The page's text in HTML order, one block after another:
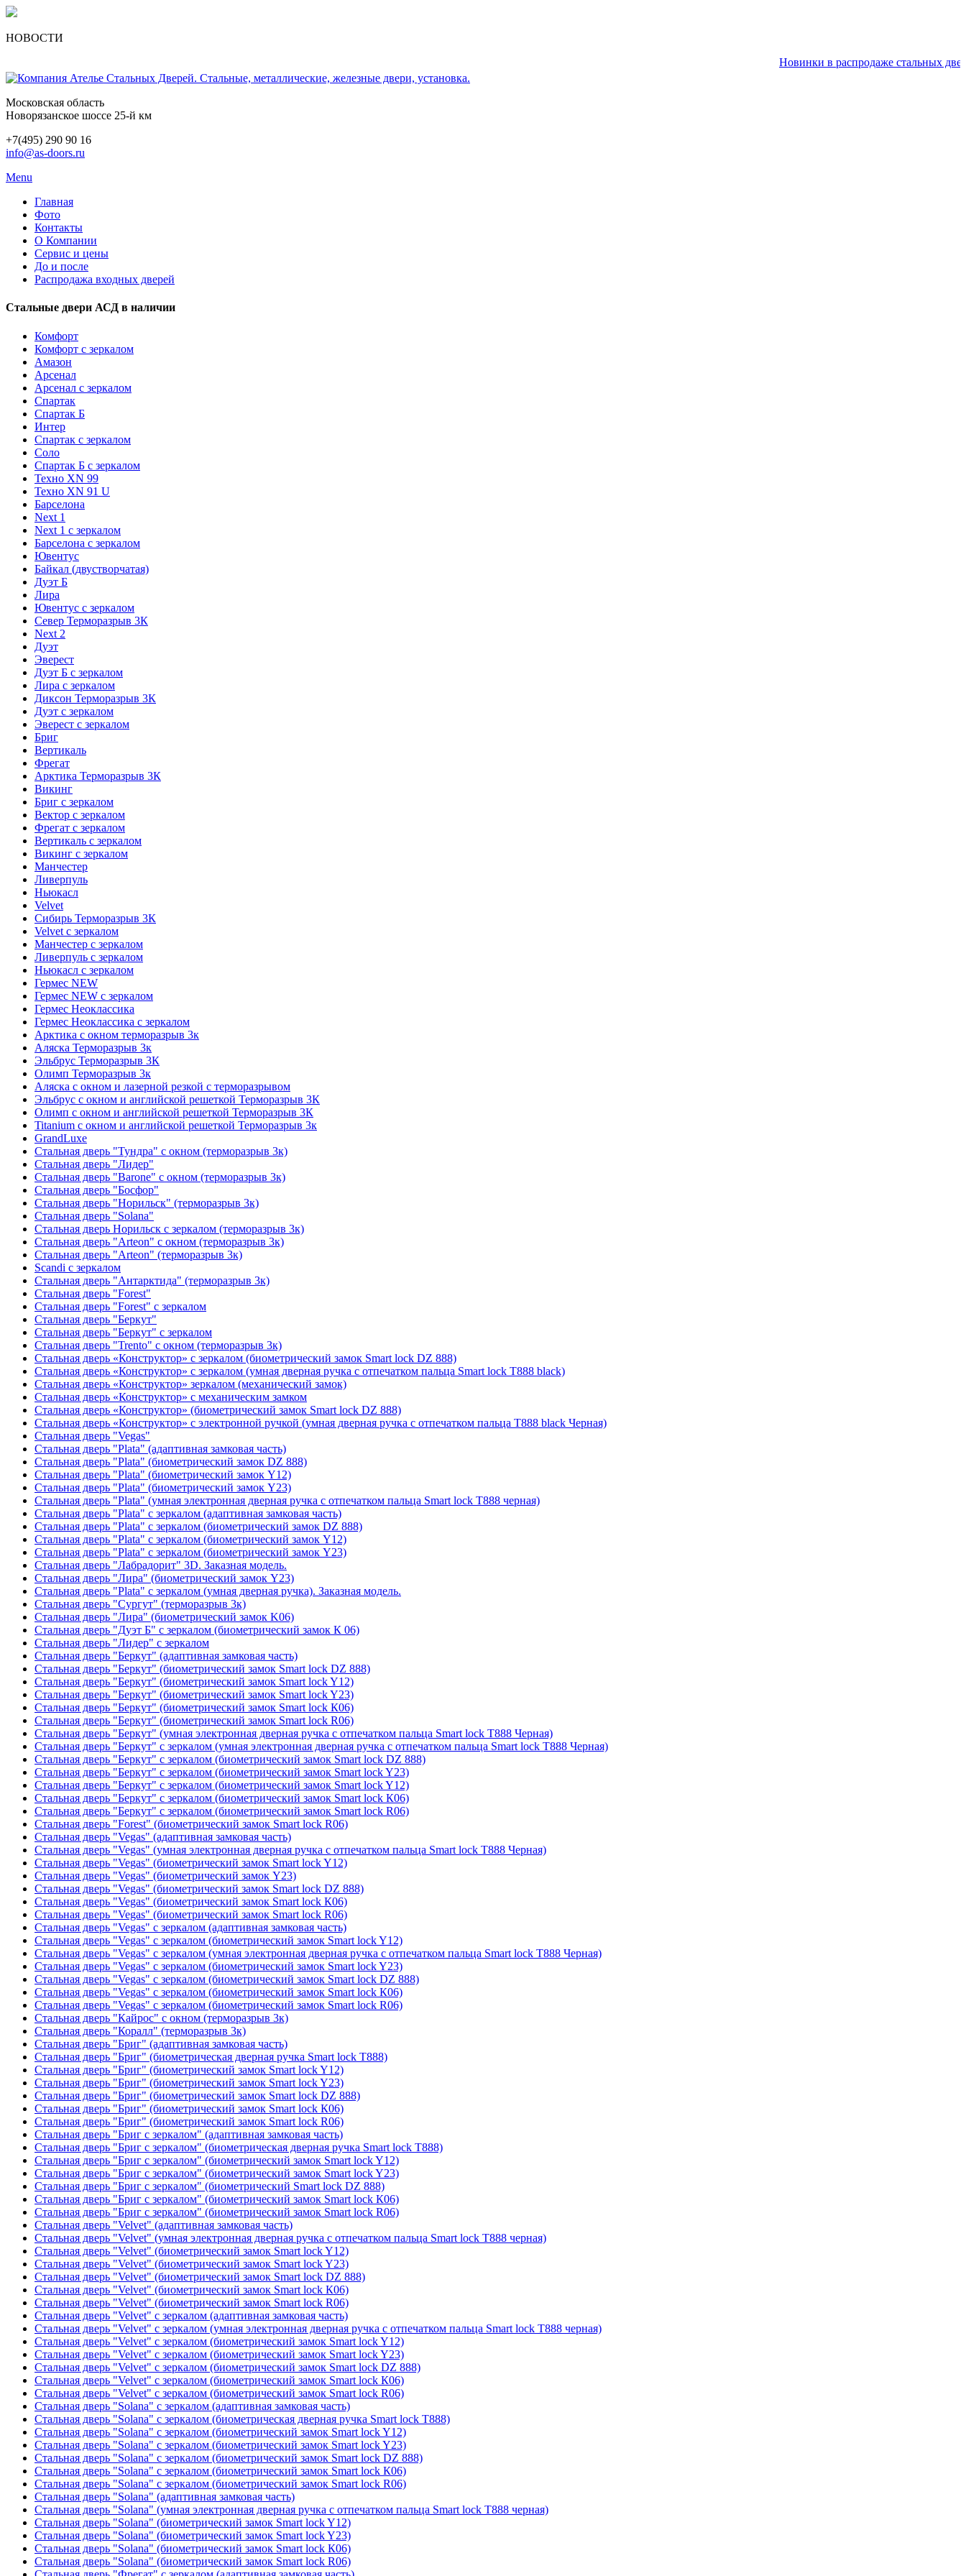
НОВОСТИ
Новинки в распродаже стальных дверей
Московская область
Новорязанское шоссе 25-й км
+7(495) 290 90 16
info@as-doors.ru
Menu
Главная
Фото
Контакты
О Компании
Сервис и цены
До и после
Распродажа входных дверей
Стальные двери АСД в наличии
Комфорт
Комфорт с зеркалом
Амазон
Арсенал
Арсенал с зеркалом
Спартак
Спартак Б
Интер
Спартак с зеркалом
Соло
Спартак Б с зеркалом
Техно XN 99
Техно XN 91 U
Барселона
Next 1
Next 1 с зеркалом
Барселона с зеркалом
Ювентус
Байкал (двустворчатая)
Дуэт Б
Лира
Ювентус с зеркалом
Север Терморазрыв 3К
Next 2
Дуэт
Эверест
Дуэт Б с зеркалом
Лира с зеркалом
Диксон Терморазрыв 3К
Дуэт с зеркалом
Эверест с зеркалом
Бриг
Вертикаль
Фрегат
Арктика Терморазрыв 3К
Викинг
Бриг с зеркалом
Вектор с зеркалом
Фрегат с зеркалом
Вертикаль с зеркалом
Викинг с зеркалом
Манчестер
Ливерпуль
Ньюкасл
Velvet
Сибирь Терморазрыв 3К
Velvet с зеркалом
Манчестер с зеркалом
Ливерпуль с зеркалом
Ньюкасл с зеркалом
Гермес NEW
Гермес NEW с зеркалом
Гермес Неоклассика
Гермес Неоклассика с зеркалом
Арктика с окном терморазрыв 3к
Аляска Терморазрыв 3к
Эльбрус Терморазрыв 3К
Олимп Терморазрыв 3к
Аляска с окном и лазерной резкой с терморазрывом
Эльбрус с окном и английской решеткой Терморазрыв 3К
Олимп с окном и английской решеткой Терморазрыв 3К
Titanium с окном и английской решеткой Терморазрыв 3к
GrandLuxe
Стальная дверь "Тундра" с окном (терморазрыв 3к)
Стальная дверь "Лидер"
Стальная дверь "Barone" с окном (терморазрыв 3к)
Стальная дверь "Босфор"
Стальная дверь "Норильск" (терморазрыв 3к)
Стальная дверь "Solana"
Стальная дверь Норильск с зеркалом (терморазрыв 3к)
Стальная дверь "Arteon" с окном (терморазрыв 3к)
Стальная дверь "Arteon" (терморазрыв 3к)
Scandi с зеркалом
Стальная дверь "Антарктида" (терморазрыв 3к)
Стальная дверь "Forest"
Стальная дверь "Forest" с зеркалом
Стальная дверь "Беркут"
Стальная дверь "Беркут" с зеркалом
Стальная дверь "Trento" с окном (терморазрыв 3к)
Стальная дверь «Конструктор» с зеркалом (биометрический замок Smart lock DZ 888)
Стальная дверь «Конструктор» с зеркалом (умная дверная ручка с отпечатком пальца Smart lock T888 black)
Стальная дверь «Конструктор» зеркалом (механический замок)
Стальная дверь «Конструктор» с механическим замком
Стальная дверь «Конструктор» (биометрический замок Smart lock DZ 888)
Стальная дверь «Конструктор» с электронной ручкой (умная дверная ручка с отпечатком пальца T888 black Черная)
Стальная дверь "Vegas"
Стальная дверь "Plata" (адаптивная замковая часть)
Стальная дверь "Plata" (биометрический замок DZ 888)
Стальная дверь "Plata" (биометрический замок Y12)
Стальная дверь "Plata" (биометрический замок Y23)
Стальная дверь "Plata" (умная электронная дверная ручка с отпечатком пальца Smart lock T888 черная)
Стальная дверь "Plata" с зеркалом (адаптивная замковая часть)
Стальная дверь "Plata" с зеркалом (биометрический замок DZ 888)
Стальная дверь "Plata" с зеркалом (биометрический замок Y12)
Стальная дверь "Plata" с зеркалом (биометрический замок Y23)
Стальная дверь "Лабрадорит" 3D. Заказная модель.
Стальная дверь "Лира" (биометрический замок Y23)
Стальная дверь "Plata" с зеркалом (умная дверная ручка). Заказная модель.
Стальная дверь "Сургут" (терморазрыв 3к)
Стальная дверь "Лира" (биометрический замок K06)
Стальная дверь "Дуэт Б" с зеркалом (биометрический замок К 06)
Стальная дверь "Лидер" с зеркалом
Стальная дверь "Беркут" (адаптивная замковая часть)
Стальная дверь "Беркут" (биометрический замок Smart lock DZ 888)
Стальная дверь "Беркут" (биометрический замок Smart lock Y12)
Стальная дверь "Беркут" (биометрический замок Smart lock Y23)
Стальная дверь "Беркут" (биометрический замок Smart lock К06)
Стальная дверь "Беркут" (биометрический замок Smart lock R06)
Стальная дверь "Беркут" (умная электронная дверная ручка с отпечатком пальца Smart lock T888 Черная)
Стальная дверь "Беркут" с зеркалом (умная электронная дверная ручка с отпечатком пальца Smart lock T888 Черная)
Стальная дверь "Беркут" с зеркалом (биометрический замок Smart lock DZ 888)
Стальная дверь "Беркут" с зеркалом (биометрический замок Smart lock Y23)
Стальная дверь "Беркут" с зеркалом (биометрический замок Smart lock Y12)
Стальная дверь "Беркут" с зеркалом (биометрический замок Smart lock К06)
Стальная дверь "Беркут" с зеркалом (биометрический замок Smart lock R06)
Стальная дверь "Forest" (биометрический замок Smart lock R06)
Стальная дверь "Vegas" (адаптивная замковая часть)
Стальная дверь "Vegas" (умная электронная дверная ручка с отпечатком пальца Smart lock T888 Черная)
Стальная дверь "Vegas" (биометрический замок Smart lock Y12)
Стальная дверь "Vegas" (биометрический замок Y23)
Стальная дверь "Vegas" (биометрический замок Smart lock DZ 888)
Стальная дверь "Vegas" (биометрический замок Smart lock К06)
Стальная дверь "Vegas" (биометрический замок Smart lock R06)
Стальная дверь "Vegas" с зеркалом (адаптивная замковая часть)
Стальная дверь "Vegas" с зеркалом (биометрический замок Smart lock Y12)
Стальная дверь "Vegas" с зеркалом (умная электронная дверная ручка с отпечатком пальца Smart lock T888 Черная)
Стальная дверь "Vegas" с зеркалом (биометрический замок Smart lock Y23)
Стальная дверь "Vegas" с зеркалом (биометрический замок Smart lock DZ 888)
Стальная дверь "Vegas" с зеркалом (биометрический замок Smart lock К06)
Стальная дверь "Vegas" с зеркалом (биометрический замок Smart lock R06)
Стальная дверь "Кайрос" с окном (терморазрыв 3к)
Стальная дверь "Коралл" (терморазрыв 3к)
Стальная дверь "Бриг" (адаптивная замковая часть)
Стальная дверь "Бриг" (биометрическая дверная ручка Smart lock T888)
Стальная дверь "Бриг" (биометрический замок Smart lock Y12)
Стальная дверь "Бриг" (биометрический замок Smart lock Y23)
Стальная дверь "Бриг" (биометрический замок Smart lock DZ 888)
Стальная дверь "Бриг" (биометрический замок Smart lock К06)
Стальная дверь "Бриг" (биометрический замок Smart lock R06)
Стальная дверь "Бриг с зеркалом" (адаптивная замковая часть)
Стальная дверь "Бриг с зеркалом" (биометрическая дверная ручка Smart lock T888)
Стальная дверь "Бриг с зеркалом" (биометрический замок Smart lock Y12)
Стальная дверь "Бриг с зеркалом" (биометрический замок Smart lock Y23)
Стальная дверь "Бриг с зеркалом" (биометрический Smart lock DZ 888)
Стальная дверь "Бриг с зеркалом" (биометрический замок Smart lock К06)
Стальная дверь "Бриг с зеркалом" (биометрический замок Smart lock R06)
Стальная дверь "Velvet" (адаптивная замковая часть)
Стальная дверь "Velvet" (умная электронная дверная ручка с отпечатком пальца Smart lock T888 черная)
Стальная дверь "Velvet" (биометрический замок Smart lock Y12)
Стальная дверь "Velvet" (биометрический замок Smart lock Y23)
Стальная дверь "Velvet" (биометрический замок Smart lock DZ 888)
Стальная дверь "Velvet" (биометрический замок Smart lock К06)
Стальная дверь "Velvet" (биометрический замок Smart lock R06)
Стальная дверь "Velvet" с зеркалом (адаптивная замковая часть)
Стальная дверь "Velvet" с зеркалом (умная электронная дверная ручка с отпечатком пальца Smart lock T888 черная)
Стальная дверь "Velvet" с зеркалом (биометрический замок Smart lock Y12)
Стальная дверь "Velvet" с зеркалом (биометрический замок Smart lock Y23)
Стальная дверь "Velvet" с зеркалом (биометрический замок Smart lock DZ 888)
Стальная дверь "Velvet" с зеркалом (биометрический замок Smart lock К06)
Стальная дверь "Velvet" с зеркалом (биометрический замок Smart lock R06)
Стальная дверь "Solana" с зеркалом (адаптивная замковая часть)
Стальная дверь "Solana" с зеркалом (биометрическая дверная ручка Smart lock T888)
Стальная дверь "Solana" с зеркалом (биометрический замок Smart lock Y12)
Стальная дверь "Solana" с зеркалом (биометрический замок Smart lock Y23)
Стальная дверь "Solana" с зеркалом (биометрический замок Smart lock DZ 888)
Стальная дверь "Solana" с зеркалом (биометрический замок Smart lock К06)
Стальная дверь "Solana" с зеркалом (биометрический замок Smart lock R06)
Стальная дверь "Solana" (адаптивная замковая часть)
Стальная дверь "Solana" (умная электронная дверная ручка с отпечатком пальца Smart lock T888 черная)
Стальная дверь "Solana" (биометрический замок Smart lock Y12)
Стальная дверь "Solana" (биометрический замок Smart lock Y23)
Стальная дверь "Solana" (биометрический замок Smart lock К06)
Стальная дверь "Solana" (биометрический замок Smart lock R06)